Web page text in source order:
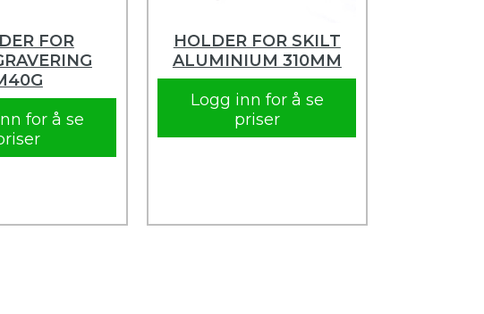
FOR
for å se
HOLDER FOR SKILT
ALUMINIUM 310MM
Logg inn for å se
priser